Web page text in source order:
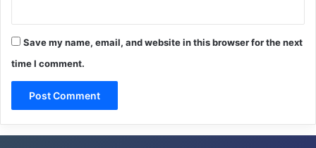
Save my name, email, and website in this browser for the next
time I comment.